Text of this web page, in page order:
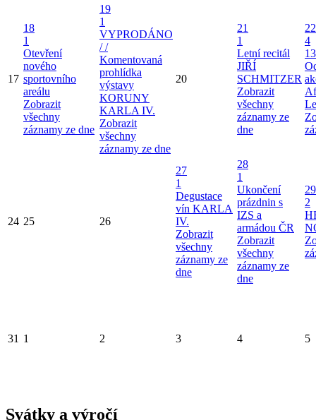
17
18
1
Otevření
nového
sportovního
areálu
Zobrazit
všechny
záznamy ze dne
19
1
VYPRODÁNO
/ /
Komentovaná
prohlídka
výstavy
KORUNY
KARLA IV.
Zobrazit
všechny
záznamy ze dne
20
21
1
Letní recitál
JIŘÍ
SCHMITZER
Zobrazit
všechny
záznamy ze
dne
22
4
24 25 26
27
1
Degustace
vín KARLA
IV.
Zobrazit
všechny
záznamy ze
dne
28
1
Ukončení
prázdnin s
IZS a
armádou ČR
Zobrazit
všechny
záznamy ze
dne
29
2
31 1 2 3 4 5
Svátky a výročí